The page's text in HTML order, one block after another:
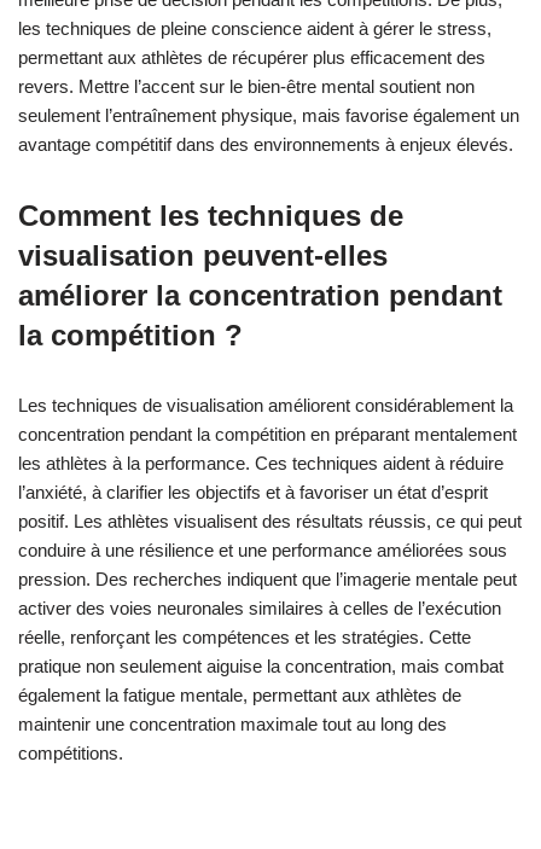
les techniques de pleine conscience aident à gérer le stress,
permettant aux athlètes de récupérer plus efficacement des
revers. Mettre l’accent sur le bien-être mental soutient non
seulement l’entraînement physique, mais favorise également un
avantage compétitif dans des environnements à enjeux élevés.
Comment les techniques de
visualisation peuvent-elles
améliorer la concentration pendant
la compétition ?
Les techniques de visualisation améliorent considérablement la
concentration pendant la compétition en préparant mentalement
les athlètes à la performance. Ces techniques aident à réduire
l’anxiété, à clarifier les objectifs et à favoriser un état d’esprit
positif. Les athlètes visualisent des résultats réussis, ce qui peut
conduire à une résilience et une performance améliorées sous
pression. Des recherches indiquent que l’imagerie mentale peut
activer des voies neuronales similaires à celles de l’exécution
réelle, renforçant les compétences et les stratégies. Cette
pratique non seulement aiguise la concentration, mais combat
également la fatigue mentale, permettant aux athlètes de
maintenir une concentration maximale tout au long des
compétitions.